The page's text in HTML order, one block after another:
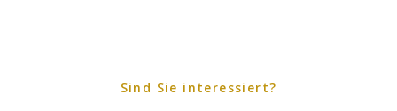
Sind Sie interessiert?